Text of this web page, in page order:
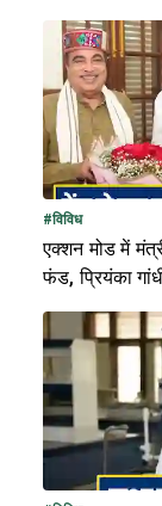
#विविध
एक्शन मोड में
फंड, प्रियंका